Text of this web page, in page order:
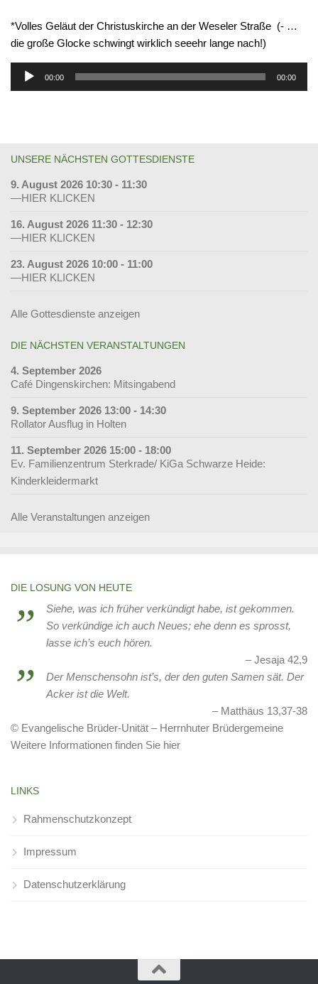
*Volles Geläut der Christuskirche an der Weseler Straße (- …
die große Glocke schwingt wirklich seeehr lange nach!)
Audio-
00:00 00:00
UNSERE NÄCHSTEN GOTTESDIENSTE
9. August 2026 10:30 - 11:30
—HIER KLICKEN
16. August 2026 11:30 - 12:30
—HIER KLICKEN
23. August 2026 10:00 - 11:00
—HIER KLICKEN
Alle Gottesdienste anzeigen
DIE NÄCHSTEN VERANSTALTUNGEN
4. September 2026
Café Dingenskirchen: Mitsingabend
9. September 2026 13:00 - 14:30
Rollator Ausflug in Holten
11. September 2026 15:00 - 18:00
Ev. Familienzentrum Sterkrade/ KiGa Schwarze Heide:
Kinderkleidermarkt
Alle Veranstaltungen anzeigen
DIE LOSUNG VON HEUTE
Siehe, was ich früher verkündigt habe, ist gekommen.
So verkündige ich auch Neues; ehe denn es sprosst,
lasse ich’s euch hören.
Jesaja 42,9
Der Menschensohn ist’s, der den guten Samen sät. Der
Acker ist die Welt.
Matthäus 13,37-38
© Evangelische Brüder-Unität – Herrnhuter Brüdergemeine
Weitere Informationen finden Sie hier
LINKS
Rahmenschutzkonzept
Impressum
Datenschutzerklärung